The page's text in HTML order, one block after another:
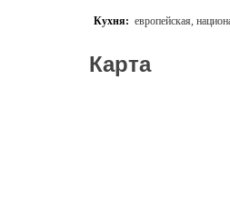
Кухня: европейская,
Карта